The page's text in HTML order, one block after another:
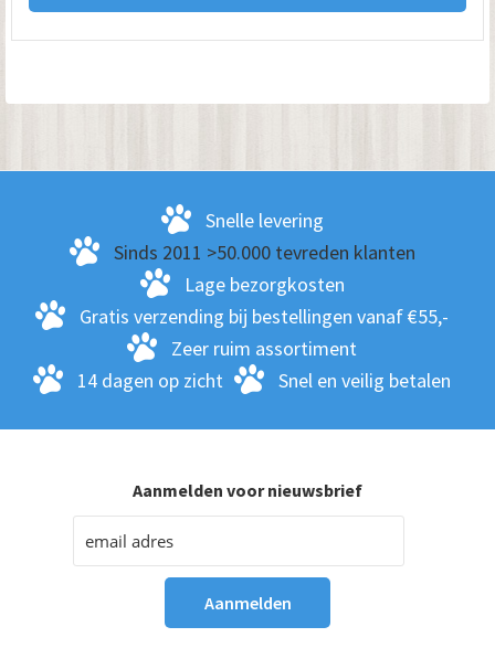
Snelle levering
Sinds 2011 >50.000 tevreden klanten
Lage bezorgkosten
Gratis verzending bij bestellingen vanaf €55,-
Zeer ruim assortiment
14 dagen op zicht
Snel en veilig betalen
Aanmelden voor nieuwsbrief